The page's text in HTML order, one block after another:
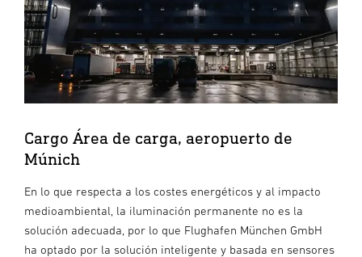
Cargo Área de carga, aeropuerto de
Múnich
En lo que respecta a los costes energéticos y al impacto
medioambiental, la iluminación permanente no es la
solución adecuada, por lo que Flughafen München GmbH
ha optado por la solución inteligente y basada en sensores